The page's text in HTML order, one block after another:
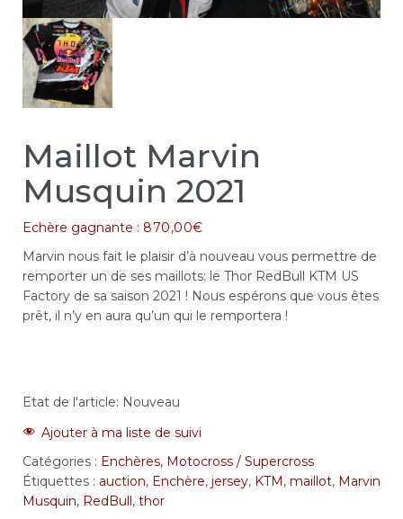
Maillot Marvin
Musquin 2021
Echère gagnante : 870,00€
Marvin nous fait le plaisir d’à nouveau vous permettre de
remporter un de ses maillots: le Thor RedBull KTM US
Factory de sa saison 2021 ! Nous espérons que vous êtes
prêt, il n’y en aura qu’un qui le remportera !
Etat de l'article: Nouveau
Ajouter à ma liste de suivi
Catégories : Enchères, Motocross / Supercross
Étiquettes : auction, Enchère, jersey, KTM, maillot, Marvin
Musquin, RedBull, thor